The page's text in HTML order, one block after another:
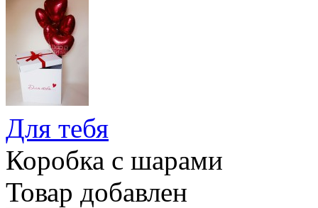
Для тебя
Коробка с шарами
Товар добавлен